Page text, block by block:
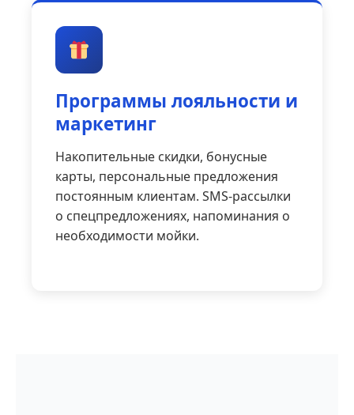
Программы лояльности и
маркетинг
Накопительные скидки, бонусные
карты, персональные предложения
постоянным клиентам. SMS-рассылки
о спецпредложениях, напоминания о
необходимости мойки.